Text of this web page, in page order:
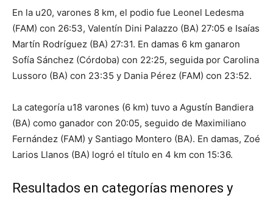
En la u20, varones 8 km, el podio fue Leonel Ledesma
(FAM) con 26:53, Valentín Dini Palazzo (BA) 27:05 e Isaías
Martín Rodríguez (BA) 27:31. En damas 6 km ganaron
Sofía Sánchez (Córdoba) con 22:25, seguida por Carolina
Lussoro (BA) con 23:35 y Dania Pérez (FAM) con 23:52.
La categoría u18 varones (6 km) tuvo a Agustín Bandiera
(BA) como ganador con 20:05, seguido de Maximiliano
Fernández (FAM) y Santiago Montero (BA). En damas, Zoé
Larios Llanos (BA) logró el título en 4 km con 15:36.
Resultados en categorías menores y